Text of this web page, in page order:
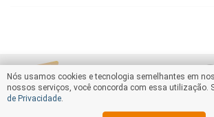
Nós usamos cookies e tecnologia semelhantes em
nossos serviços, você concorda com essa utilização.
de Privacidade.